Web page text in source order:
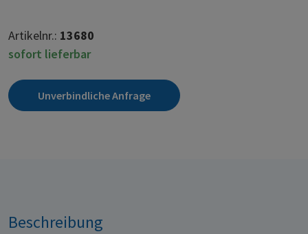
Artikelnr.: 13680
sofort lieferbar
Unverbindliche Anfrage
Beschreibung